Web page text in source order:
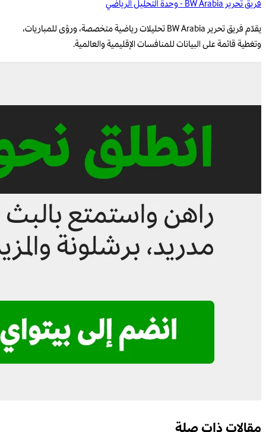
فريق تحرير BW Arabia - وحدة التحليل الرياضي
يقدّم فريق تحرير BW Arabia تحليلات رياضية متخصصة، ورؤى للمباريات،
وتغطية قائمة على البيانات للمنافسات الإقليمية والعالمية.